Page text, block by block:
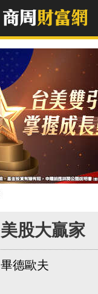
美股大贏家
畢德歐夫